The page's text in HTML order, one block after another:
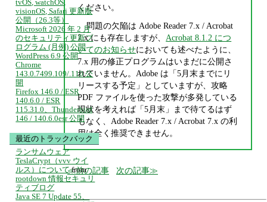
ください。
問題の欠陥は Adobe Reader 7.x / Acrobat
7.x にも存在しますが、 Acrobat 8.1.2 につ
いてのお知らせにおいても述べたように、
7.x 用の修正プログラムはいまだに公開さ
れていません。Adobe は「5月末までにリ
リースする予定」としていますが、攻略
PDF ファイルを使った攻撃が多発している
現状を考えれば「5月末」まで待てるはず
もなく、Adobe Reader 7.x / Acrobat 7.x の利
用は全く推奨できません。
前の記事 次の記事
tvOS, watchOS,
visionOS, Safari 更新版
公開（26.3等）
Microsoft 2026 年 2 月
のセキュリティ更新プ
ログラム (月例) 公開
WordPress 6.9 公開
Chrome
143.0.7499.109/.110 公
開
Firefox 146.0 / ESR
140.6.0 / ESR
115.31.0、Thunderbird
146 / 140.6.0esr 公開
最近のトラックバック
ランサムウェア
TeslaCrypt（vvv ウイ
ルス）について from
rootdown 情報セキュリ
ティブログ
Java SE 7 Update 55、